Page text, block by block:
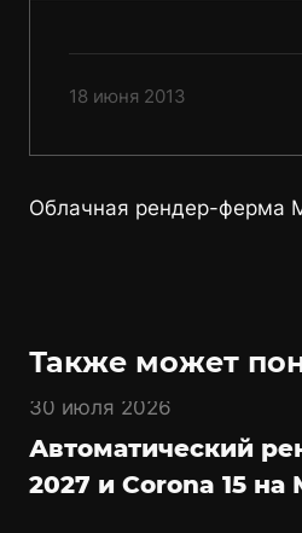
18 июня 2013
Облачная рендер-ферма
Также может
30 июля 2026
Автоматический
2027 и Corona 15